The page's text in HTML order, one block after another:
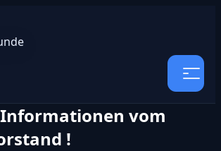
vom
!